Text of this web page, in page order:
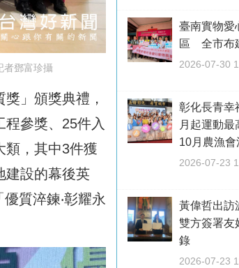
者鄧富珍攝
」頒獎典禮，
參獎、25件入
類，其中3件獲
建設的幕後英
質淬鍊‧彰耀永
臺南實物愛
區 全市布
2026-07-30
彰化長青
月起運動最
10月農漁
2026-07-23
黃偉哲出
雙方簽署友
錄
2026-07-23